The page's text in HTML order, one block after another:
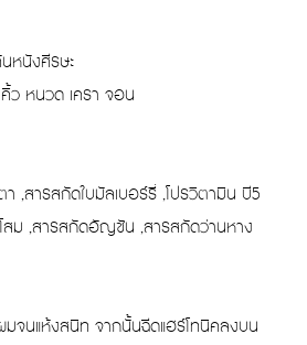
หนังศีรษะ
ว หนวด เครา จอน
,สารสกัดใบมัลเบอร์รี่ ,โปรวิตามิน บี5
สม ,สารสกัดอัญชัน ,สารสกัดว่านหาง
มจนแห้งสนิท จากนั้นฉีดแฮร์โทนิคลงบน